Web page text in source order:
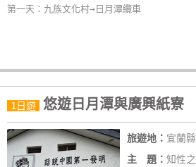
客
單
Line
線
上
第一天：九族文化村→日月潭纜車
1日遊 悠遊日月潭與廣興紙寮
旅遊地： 宜蘭
主 題： 知性